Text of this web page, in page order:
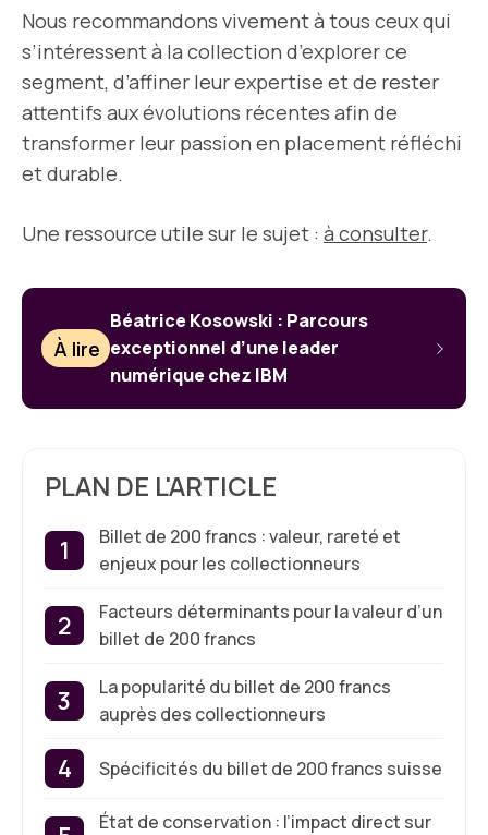
Nous recommandons vivement à tous ceux qui
s’intéressent à la collection d’explorer ce
segment, d’affiner leur expertise et de rester
attentifs aux évolutions récentes afin de
transformer leur passion en placement réfléchi
et durable.
Une ressource utile sur le sujet : à consulter.
À lire
Béatrice Kosowski : Parcours
exceptionnel d’une leader
numérique chez IBM
PLAN DE L'ARTICLE
Billet de 200 francs : valeur, rareté et
enjeux pour les collectionneurs
Facteurs déterminants pour la valeur d’un
billet de 200 francs
La popularité du billet de 200 francs
auprès des collectionneurs
Spécificités du billet de 200 francs suisse
État de conservation : l’impact direct sur